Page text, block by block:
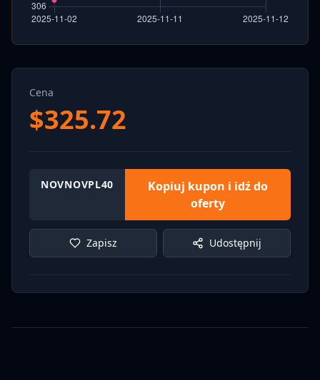
Cena
$325.72
NOVNOVPL40
Kopiuj kupon i idź do
oferty
Zapisz Udostępnij